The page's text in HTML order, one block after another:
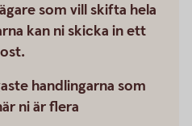
som vill skifta hela
kan ni skicka in ett
handlingarna som
ni är flera